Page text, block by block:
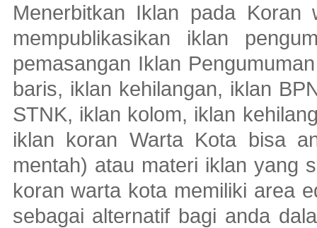
Menerbitkan Iklan pada
mempublikasikan iklan
pemasangan Iklan
baris, iklan kehilangan, iklan
STNK, iklan kolom, iklan
iklan koran Warta Kota bisa
mentah) atau materi iklan yang
koran warta kota memiliki area
sebagai alternatif bagi anda